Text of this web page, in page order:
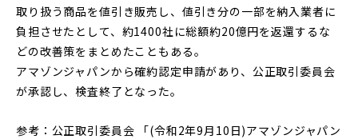
取り扱う商品を値引き販売し、値引き分の一部を納入業者に
負担させたとして、約1400社に総額約20億円を返還するな
どの改善策をまとめたこともある。
アマゾンジャパンから確約認定申請があり、公正取引委員会
が承認し、検査終了となった。
参考：公正取引委員会 「(令和2年9月10日)アマゾンジャパン